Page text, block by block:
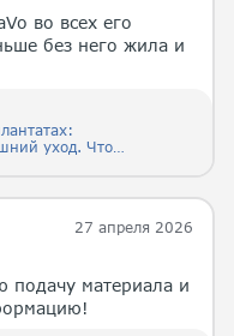
во всех его
без него жила и
уход. Что
27 апреля 2026
подачу материала и